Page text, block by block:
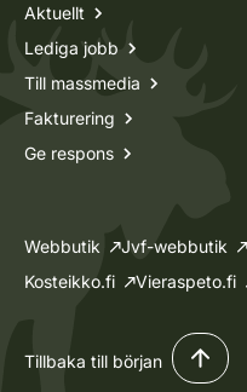
Aktuellt
Lediga jobb
Till massmedia
Fakturering
Ge respons
Webbutik Jvf-webbutik
Kosteikko.fi
Vieraspeto.fi
Tillbaka till början